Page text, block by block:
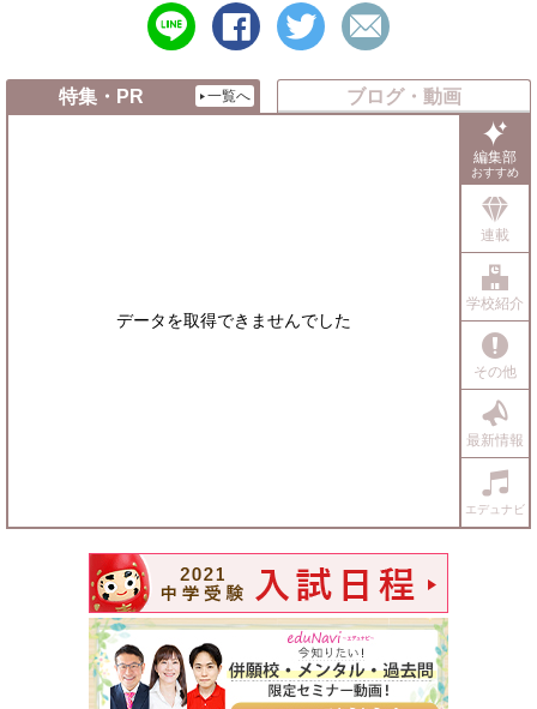
line
で
る
シ
ェ
す
る
ツ
イ
す
メ
ー
で
送
特集・PR 一覧へ ブログ・動画
編集部
おすすめ
連載
学校紹介
その他
最新情報
エデュナビ
データを取得できませんでした